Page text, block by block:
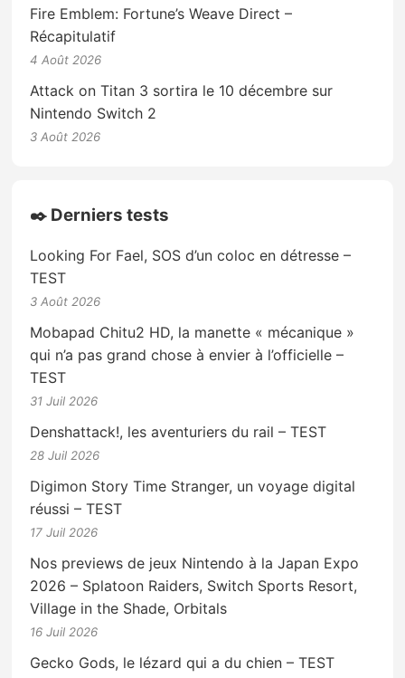
Fire Emblem: Fortune’s Weave Direct –
Récapitulatif
4 Août 2026
Attack on Titan 3 sortira le 10 décembre sur
Nintendo Switch 2
3 Août 2026
✒️ Derniers tests
Looking For Fael, SOS d’un coloc en détresse –
TEST
3 Août 2026
Mobapad Chitu2 HD, la manette « mécanique »
qui n’a pas grand chose à envier à l’officielle –
TEST
31 Juil 2026
Denshattack!, les aventuriers du rail – TEST
28 Juil 2026
Digimon Story Time Stranger, un voyage digital
réussi – TEST
17 Juil 2026
Nos previews de jeux Nintendo à la Japan Expo
2026 – Splatoon Raiders, Switch Sports Resort,
Village in the Shade, Orbitals
16 Juil 2026
Gecko Gods, le lézard qui a du chien – TEST